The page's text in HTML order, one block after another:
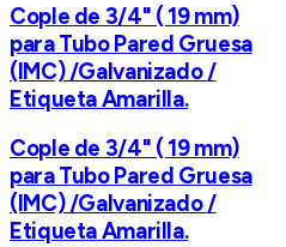
Cople de 3/4" ( 19 mm)
para Tubo Pared Gruesa
(IMC) /Galvanizado /
Etiqueta Amarilla.
Cople de 3/4" ( 19 mm)
para Tubo Pared Gruesa
(IMC) /Galvanizado /
Etiqueta Amarilla.